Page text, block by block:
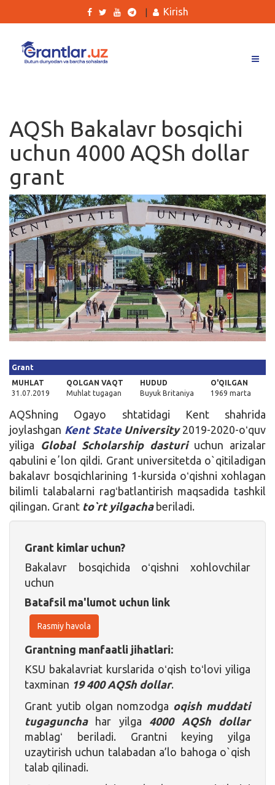
Ishlar
Kurslar
Blog
Yana
Qidirish
Kirish
Kirish
AQSh Bakalavr bosqichi
uchun 4000 AQSh dollar
grant
Grant
MUHLAT
31.07.2019
QOLGAN VAQT
Muhlat tugagan
HUDUD
Buyuk Britaniya
O'QILGAN
1969 marta
AQShning Ogayo shtatidagi Kent shahrida
joylashgan Kent State University 2019-2020-oʻquv
yiliga Global Scholarship dasturiuchun arizalar
qabulini eʼlon qildi. Grant universitetda o`qitiladigan
bakalavr bosqichlarining 1-kursida oʻqishni xohlagan
bilimli talabalarni ragʻbatlantirish maqsadida tashkil
qilingan. Grant to`rt yilgachaberiladi.
Grant kimlar uchun?
Bakalavr bosqichida oʻqishni xohlovchilar
uchun
Batafsil ma'lumot uchun link
Rasmiy havola
Grantning manfaatli jihatlari:
KSU bakalavriat kurslarida oʻqish toʻlovi yiliga
taxminan 19 400 AQSh dollar.
Grant yutib olgan nomzodga oqish muddati
tugagunchahar yilga 4000 AQSh dollar
mablagʻ beriladi. Grantni keying yilga
uzaytirish uchun talabadan a’lo bahoga o`qish
talab qilinadi.